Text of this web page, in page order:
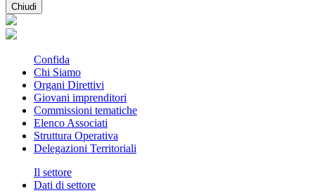
Chiudi
Confida
Chi Siamo
Organi Direttivi
Giovani imprenditori
Commissioni tematiche
Elenco Associati
Struttura Operativa
Delegazioni Territoriali
Il settore
Dati di settore